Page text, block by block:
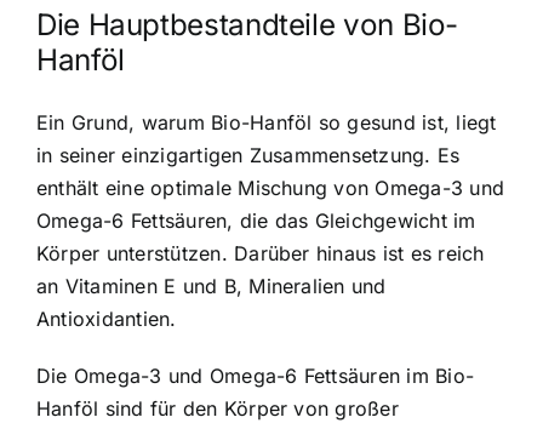
Die Hauptbestandteile von Bio-
Hanföl
Ein Grund, warum Bio-Hanföl so gesund ist, liegt
in seiner einzigartigen Zusammensetzung. Es
enthält eine optimale Mischung von Omega-3 und
Omega-6 Fettsäuren, die das Gleichgewicht im
Körper unterstützen. Darüber hinaus ist es reich
an Vitaminen E und B, Mineralien und
Antioxidantien.
Die Omega-3 und Omega-6 Fettsäuren im Bio-
Hanföl sind für den Körper von großer